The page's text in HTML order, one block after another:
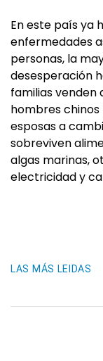
En este país ya
enfermedades
personas, la
desesperación
familias venden
hombres
esposas a
sobreviven
algas marinas,
electricidad y
LAS MÁS LEIDAS